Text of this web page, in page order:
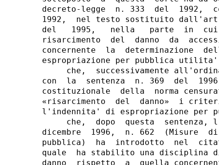
decreto-legge  n. 333  del  1992,
1992,  nel testo sostituito dall'art.
del   1995,   nella   parte  in
risarcimento  del  danno  da
concernente  la  determinazione
espropriazione per pubblica
che,  successivamente
con  la  sentenza  n. 369  del
costituzionale  della  norma
«risarcimento  del  danno»  i
l'indennita' di espropriazione per
che,  dopo  questa  sentenza,
dicembre  1996,  n. 662  (Misure
pubblica)  ha  introdotto  nel
quale  ha stabilito una disciplina
danno  rispetto  a  quella